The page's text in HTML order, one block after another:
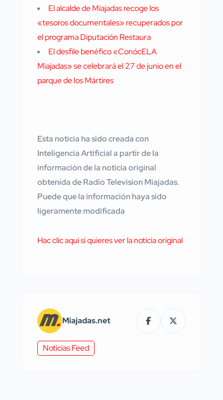
El alcalde de Miajadas recoge los
«tesoros documentales» recuperados por
el programa Diputación Restaura
El desfile benéfico «ConócELA
Miajadas» se celebrará el 27 de junio en el
parque de los Mártires
Esta noticia ha sido creada con
Inteligencia Artificial a partir de la
información de la noticia original
obtenida de Radio Television Miajadas.
Puede que la información haya sido
ligeramente modificada
Hac clic aqui si quieres ver la noticia original
Miajadas.net
Noticias Feed